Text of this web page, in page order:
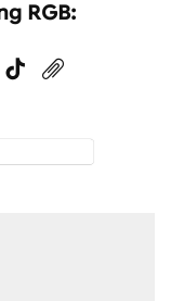
RGB: